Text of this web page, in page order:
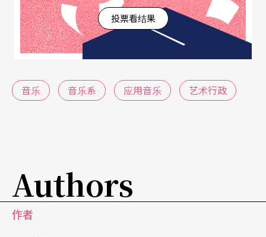
其他影音技术人才。因此大学课程的设计也包括了
如电子学原理、音响学、声音分析与合成等物理、
数理、电脑学科的养成。就因为结合音乐与科技、
变得相当重要。
奏录音的大规模控制室，课程从五天、十天的证照
取得到两年制学位（Associate Degree）、学士学
位（Bachelor of Fine Arts in Music）皆有。而在台
投票看结果
音乐 音乐系 应用音乐 艺术行政
Authors
作者